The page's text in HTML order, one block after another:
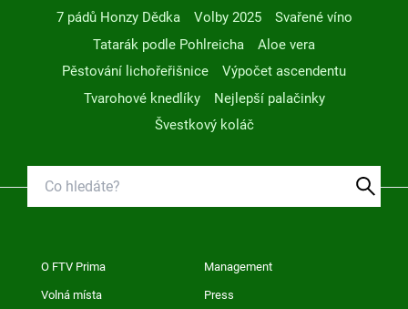
7 pádů Honzy Dědka
Volby 2025
Svařené víno
Tatarák podle Pohlreicha
Aloe vera
Pěstování lichořeřišnice
Výpočet ascendentu
Tvarohové knedlíky
Nejlepší palačinky
Švestkový koláč
O FTV Prima Management
Volná místa Press